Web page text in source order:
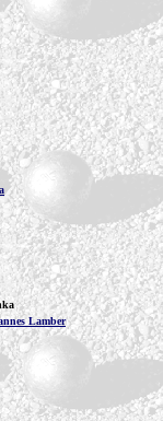
Lamber